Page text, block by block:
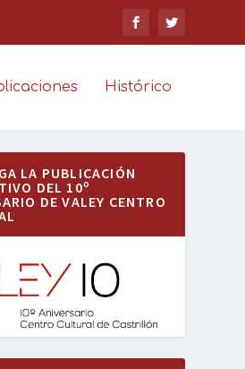
Histórico
LA PUBLICACIÓN
DEL 10º
DE VALEY CENTRO